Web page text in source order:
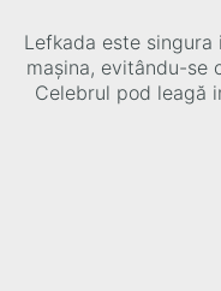
Lefkada este
mașina, evitându-se
Celebrul pod leagă